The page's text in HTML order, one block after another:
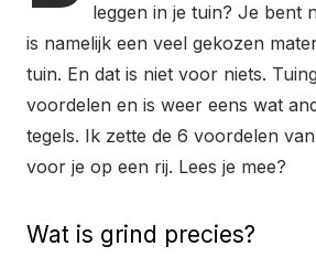
leggen in je tuin? Je bent
is namelijk een veel gekozen
tuin. En dat is niet voor niets.
voordelen en is weer eens wat
tegels. Ik zette de 6 voordelen
voor je op een rij. Lees je mee?
Wat is grind precies?